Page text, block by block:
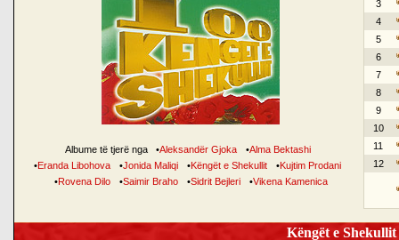
Albume të tjerë nga •Aleksandër Gjoka •Alma Bektashi
•Eranda Libohova •Jonida Maliqi •Këngët e Shekullit •Kujtim Prodani
•Rovena Dilo •Saimir Braho •Sidrit Bejleri •Vikena Kamenica
3
4
5
6
7
8
9
10
11
12
Këngët e